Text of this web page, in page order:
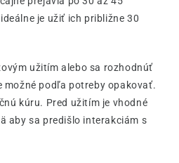
je užiť ich približne 30
užitím alebo sa rozhodnúť
možné podľa potreby opakovať.
kúru. Pred užitím je vhodné
aby sa predišlo interakciám s